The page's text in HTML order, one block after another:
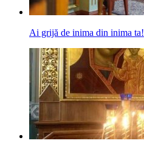
Ai grijă de inima din inima ta!